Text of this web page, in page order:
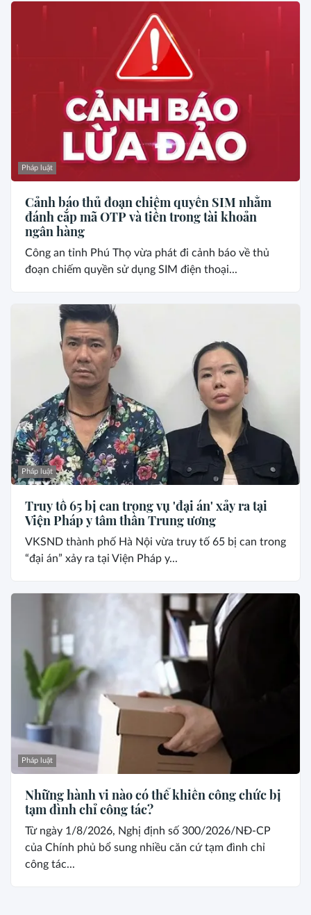
Pháp luật
Cảnh báo thủ đoạn chiếm quyền SIM nhằm
đánh cắp mã OTP và tiền trong tài khoản
ngân hàng
Công an tỉnh Phú Thọ vừa phát đi cảnh báo về thủ
đoạn chiếm quyền sử dụng SIM điện thoại...
Pháp luật
Truy tố 65 bị can trong vụ 'đại án' xảy ra tại
Viện Pháp y tâm thần Trung ương
VKSND thành phố Hà Nội vừa truy tố 65 bị can trong
“đại án” xảy ra tại Viện Pháp y...
Pháp luật
Những hành vi nào có thể khiến công chức bị
tạm đình chỉ công tác?
Từ ngày 1/8/2026, Nghị định số 300/2026/NĐ-CP
của Chính phủ bổ sung nhiều căn cứ tạm đình chỉ
công tác...